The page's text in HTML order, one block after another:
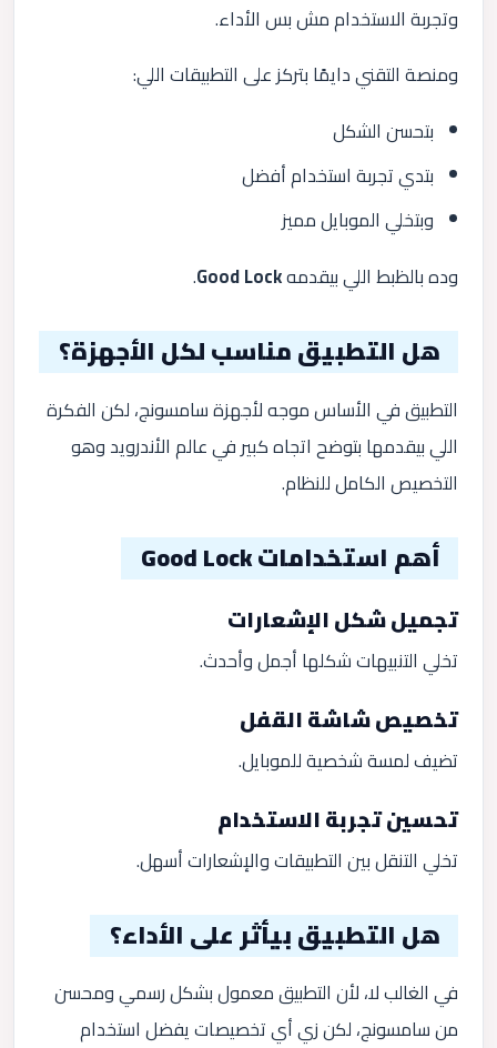
وتجربة الاستخدام مش بس الأداء.
ومنصة التقني دايمًا بتركز على التطبيقات اللي:
بتحسن الشكل
بتدي تجربة استخدام أفضل
وبتخلي الموبايل مميز
وده بالظبط اللي بيقدمهGood Lock
.
هل التطبيق مناسب لكل الأجهزة؟
التطبيق في الأساس موجه لأجهزة سامسونج، لكن الفكرة
اللي بيقدمها بتوضح اتجاه كبير في عالم الأندرويد وهو
التخصيص الكامل للنظام.
أهم استخدامات Good Lock
تجميل شكل الإشعارات
تخلي التنبيهات شكلها أجمل وأحدث.
تخصيص شاشة القفل
تضيف لمسة شخصية للموبايل.
تحسين تجربة الاستخدام
تخلي التنقل بين التطبيقات والإشعارات أسهل.
هل التطبيق بيأثر على الأداء؟
في الغالب لا، لأن التطبيق معمول بشكل رسمي ومحسن
من سامسونج، لكن زي أي تخصيصات يفضل استخدام